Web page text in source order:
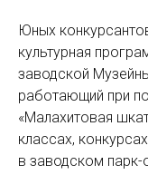
Юных
культурная
заводской
работающий при
«Малахитовая
классах,
в заводском парк-